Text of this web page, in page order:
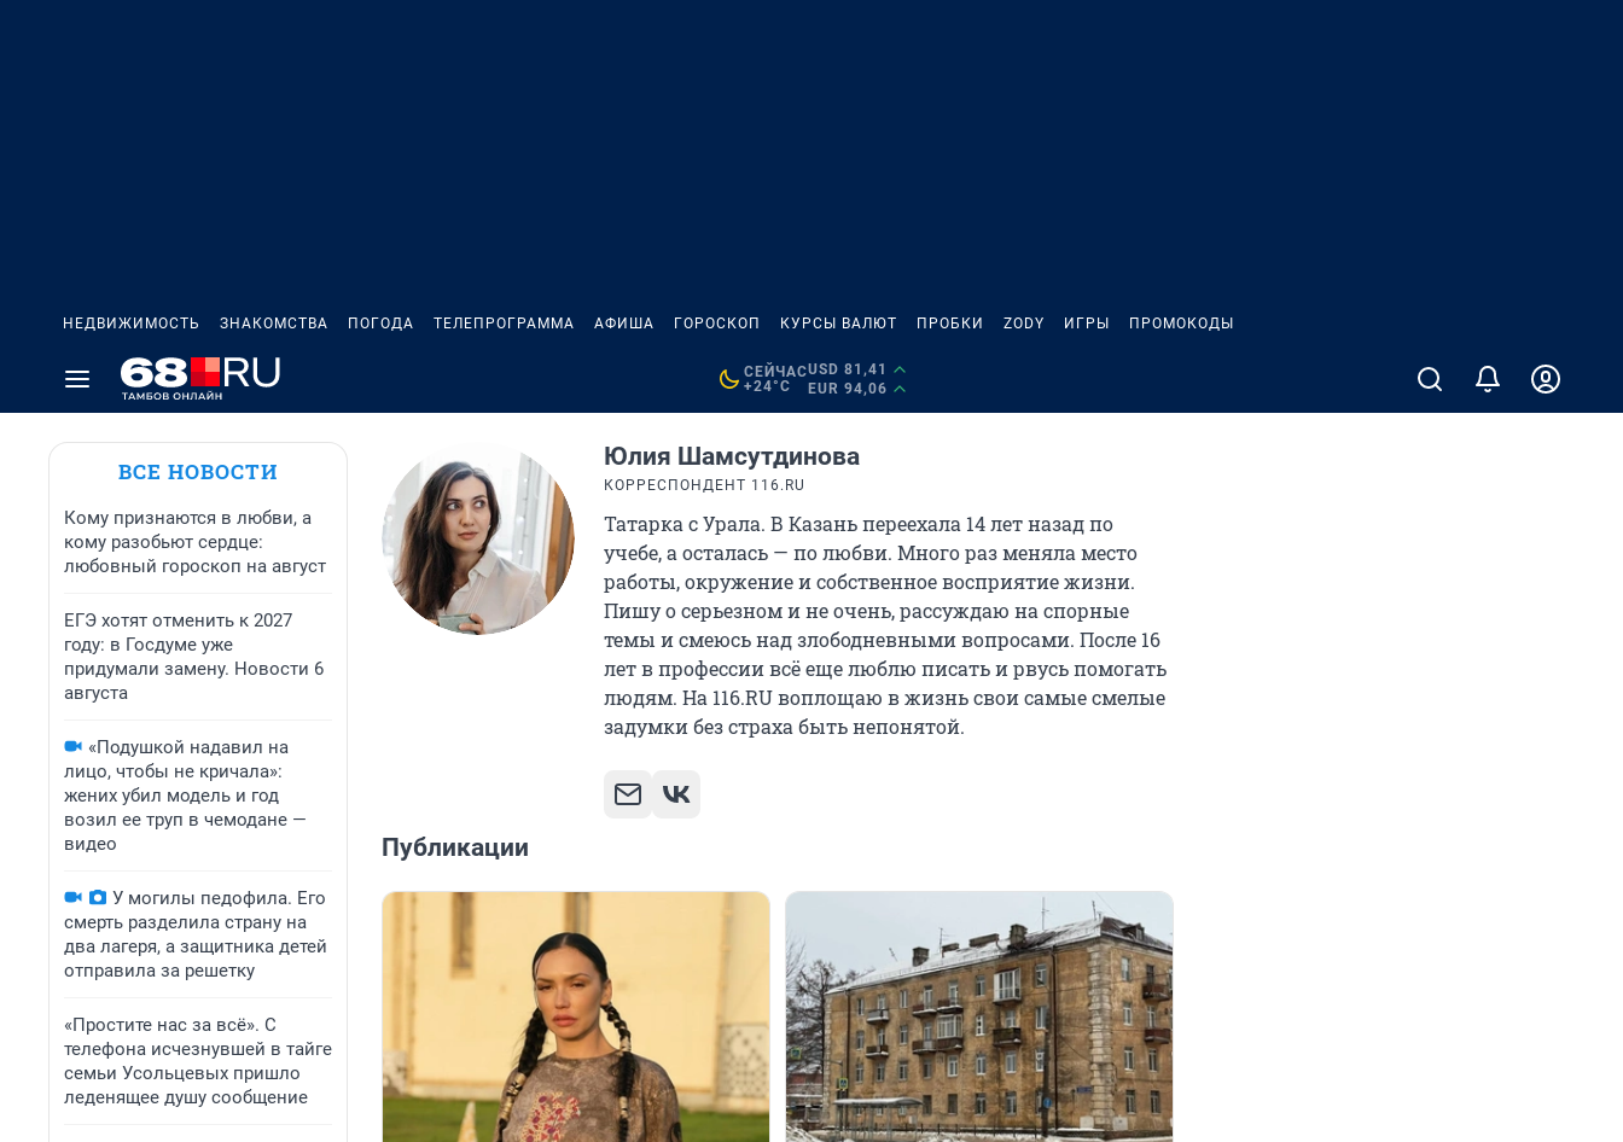
НЕДВИЖИМОСТЬ ЗНАКОМСТВА ПОГОДА ТЕЛЕПРОГРАММА АФИША ГОРОСКОП КУРСЫ ВАЛЮТ ПРОБКИ ZODY ИГРЫ ПРОМОКОДЫ
СЕЙЧАС
+24°C
USD 81,41
EUR 94,06
ВСЕ НОВОСТИ
Кому признаются в любви, а
кому разобьют сердце:
любовный гороскоп на август
ЕГЭ хотят отменить к 2027
году: в Госдуме уже
придумали замену. Новости 6
августа
«Подушкой надавил на
лицо, чтобы не кричала»:
жених убил модель и год
возил ее труп в чемодане —
видео
У могилы педофила. Его
смерть разделила страну на
два лагеря, а защитника детей
отправила за решетку
«Простите нас за всё». С
телефона исчезнувшей в тайге
семьи Усольцевых пришло
леденящее душу сообщение
Юлия Шамсутдинова
КОРРЕСПОНДЕНТ 116.RU
Татарка с Урала. В Казань переехала 14 лет назад по
учебе, а осталась — по любви. Много раз меняла место
работы, окружение и собственное восприятие жизни.
Пишу о серьезном и не очень, рассуждаю на спорные
темы и смеюсь над злободневными вопросами. После 16
лет в профессии всё еще люблю писать и рвусь помогать
людям. На 116.RU воплощаю в жизнь свои самые смелые
задумки без страха быть непонятой.
Публикации